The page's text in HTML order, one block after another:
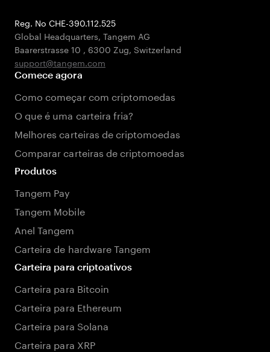
Reg. No CHE-390.112.525
Global Headquarters, Tangem AG
Baarerstrasse 10 , 6300 Zug, Switzerland
support@tangem.com
Comece agora
Como começar com criptomoedas
O que é uma carteira fria?
Melhores carteiras de criptomoedas
Comparar carteiras de criptomoedas
Produtos
Tangem Pay
Tangem Mobile
Anel Tangem
Carteira de hardware Tangem
Carteira para criptoativos
Carteira para Bitcoin
Carteira para Ethereum
Carteira para Solana
Carteira para XRP